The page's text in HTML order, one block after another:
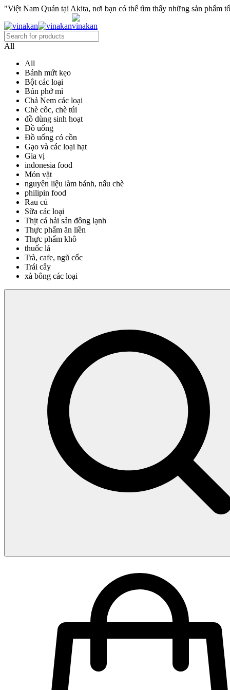
"Việt Nam Quán tại Akita, nơi bạn có thể tìm thấy những sản phẩm
All
All
Bánh mứt kẹo
Bột các loại
Bún phở mì
Chả Nem các loại
Chè cốc, chè túi
đồ dùng sinh hoạt
Đồ uống
Đồ uống có cồn
Gạo và các loại hạt
Gia vị
indonesia food
Món vặt
nguyên liệu làm bánh, nấu chè
philipin food
Rau củ
Sữa các loại
Thịt cá hải sản đông lạnh
Thực phẩm ăn liền
Thực phẩm khô
thuốc lá
Trà, cafe, ngũ cốc
Trái cây
xà bông các loại